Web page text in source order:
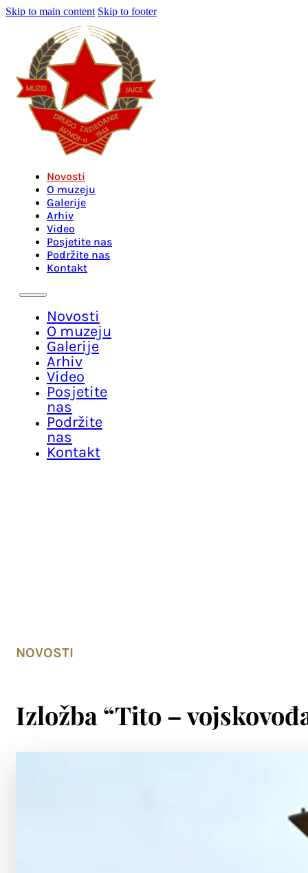
Skip to main content Skip to footer
Novosti
O muzeju
Galerije
Arhiv
Video
Posjetite nas
Podržite nas
Kontakt
Novosti
O muzeju
Galerije
Arhiv
Video
Posjetite
nas
Podržite
nas
Kontakt
NOVOSTI
Izložba “Tito –